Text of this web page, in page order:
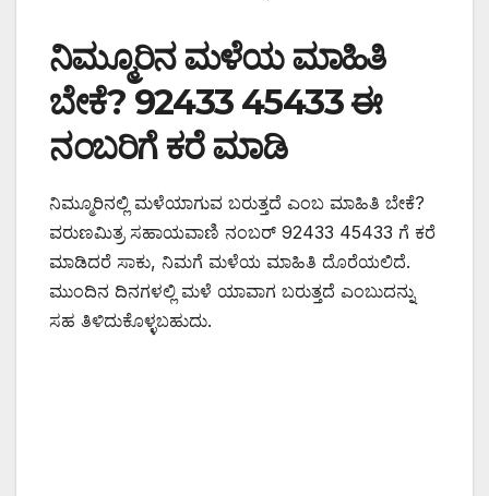
ನಿಮ್ಮೂರಿನ ಮಳೆಯ ಮಾಹಿತಿ
ಬೇಕೆ? 92433 45433 ಈ
ನಂಬರಿಗೆ ಕರೆ ಮಾಡಿ
ನಿಮ್ಮೂರಿನಲ್ಲಿ ಮಳೆಯಾಗುವ ಬರುತ್ತದೆ ಎಂಬ ಮಾಹಿತಿ ಬೇಕೆ?
ವರುಣಮಿತ್ರ ಸಹಾಯವಾಣಿ ನಂಬರ್ 92433 45433 ಗೆ ಕರೆ
ಮಾಡಿದರೆ ಸಾಕು, ನಿಮಗೆ ಮಳೆಯ ಮಾಹಿತಿ ದೊರೆಯಲಿದೆ.
ಮುಂದಿನ ದಿನಗಳಲ್ಲಿ ಮಳೆ ಯಾವಾಗ ಬರುತ್ತದೆ ಎಂಬುದನ್ನು
ಸಹ ತಿಳಿದುಕೊಳ್ಳಬಹುದು.